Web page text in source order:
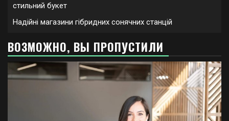
стильний букет
Надійні магазини гібридних сонячних станцій
ВОЗМОЖНО, ВЫ ПРОПУСТИЛИ